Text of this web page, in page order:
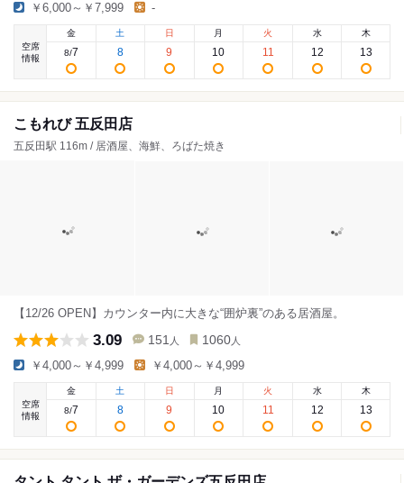
￥6,000～￥7,999 -
空席
情報
金
8/7
土
8
日
9
月
10
火
11
水
12
木
13
こもれび 五反田店
五反田駅 116m / 居酒屋、海鮮、ろばた焼き
【12/26 OPEN】カウンター内に大きな“囲炉裏”のある居酒屋。
3.09 151 人 1060 人
￥4,000～￥4,999 ￥4,000～￥4,999
空席
情報
金
8/7
土
8
日
9
月
10
火
11
水
12
木
13